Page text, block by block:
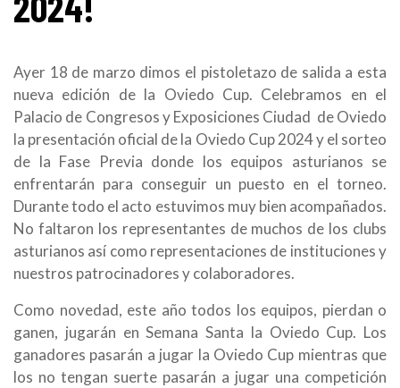
Ayer 18 de marzo dimos el pistoletazo de salida a esta
nueva edición de la Oviedo Cup. Celebramos en el
Palacio de Congresos y Exposiciones Ciudad de Oviedo
la presentación oficial de la Oviedo Cup 2024 y el sorteo
de la Fase Previa donde los equipos asturianos se
enfrentarán para conseguir un puesto en el torneo.
Durante todo el acto estuvimos muy bien acompañados.
No faltaron los representantes de muchos de los clubs
asturianos así como representaciones de instituciones y
nuestros patrocinadores y colaboradores.
Como novedad, este año todos los equipos, pierdan o
ganen, jugarán en Semana Santa la Oviedo Cup. Los
ganadores pasarán a jugar la Oviedo Cup mientras que
los no tengan suerte pasarán a jugar una competición